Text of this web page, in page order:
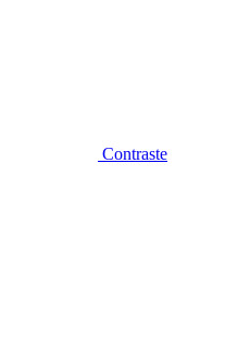
Contraste